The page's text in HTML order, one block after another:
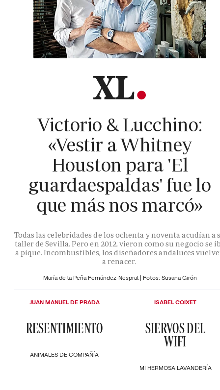
Victorio & Lucchino:
«Vestir a Whitney
Houston para 'El
guardaespaldas' fue lo
que más nos marcó»
Todas las celebridades de los ochenta y noventa acudían a
taller de Sevilla. Pero en 2012, vieron como su negocio se
a pique. Incombustibles, los diseñadores andaluces
a renacer.
María de la Peña Fernández-Nespral | Fotos: Susana Girón
ANIMALES DE COMPAÑÍA
RESENTIMIENTO
JUAN MANUEL DE PRADA
MI HERMOSA LAVANDERÍA
SIERVOS DEL
WIFI
ISABEL COIXET